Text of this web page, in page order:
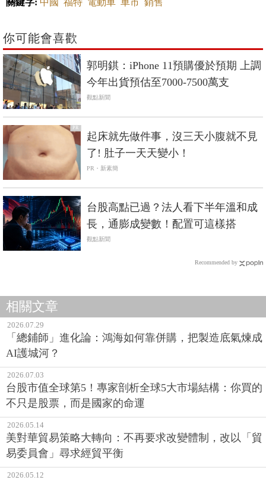
關鍵字: 中國 福特 電動車 車市 銷售
你可能會喜歡
郭明錤：iPhone 11預購優於預期 上調
今年出貨預估至7000-7500萬支
觀點新聞
PR
起床就先做件事，沒三天小腹就不見
了! 肚子一天天變小！
PR・新素簡
台股高點已過？法人看下半年溫和成
長，通膨成變數！配置可這樣搭
觀點新聞
Recommended by
相關文章
2026.07.29
「總鋪師」進化論：鴻海如何靠併購，把製造底氣煉成
AI護城河？
2026.07.03
台股市值全球第5！專家剖析全球5大市場結構：你買的
不只是股票，而是國家的命運
2026.05.14
美對華貿易策略大轉向：不再要求改變體制，改以「貿
易委員會」尋求經貿平衡
2026.05.12